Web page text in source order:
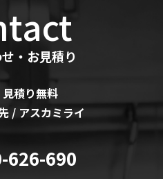
・お見積り
積り無料
/ アスカミライ
626-690